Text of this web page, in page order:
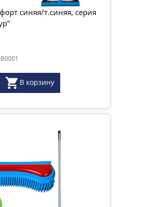
синяя/т.синяя, серия
В корзину